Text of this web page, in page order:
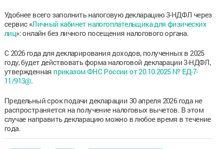
Удобнее всего заполнить налоговую декларацию 3-НДФЛ через
сервис «Личный кабинет налогоплательщика для физических
лиц»: онлайн без личного посещения налогового органа.
С 2026 года для декларирования доходов, полученных в 2025
году, будет действовать форма налоговой декларации 3-НДФЛ,
утвержденная приказом ФНС России от 20.10.2025 № ЕД-7-
11/913@.
Предельный срок подачи декларации 30 апреля 2026 года не
распространяется на получение налоговых вычетов. В этом
случае направить декларацию можно в любое время в течение
года.